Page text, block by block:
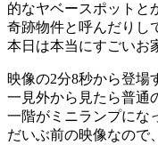
的なヤベースポットと
奇跡物件と呼んだりし
本日は本当にすごいお
映像の2分8秒から登場
一見外から見たら普通
一階がミニランプにな
だいぶ前の映像なので